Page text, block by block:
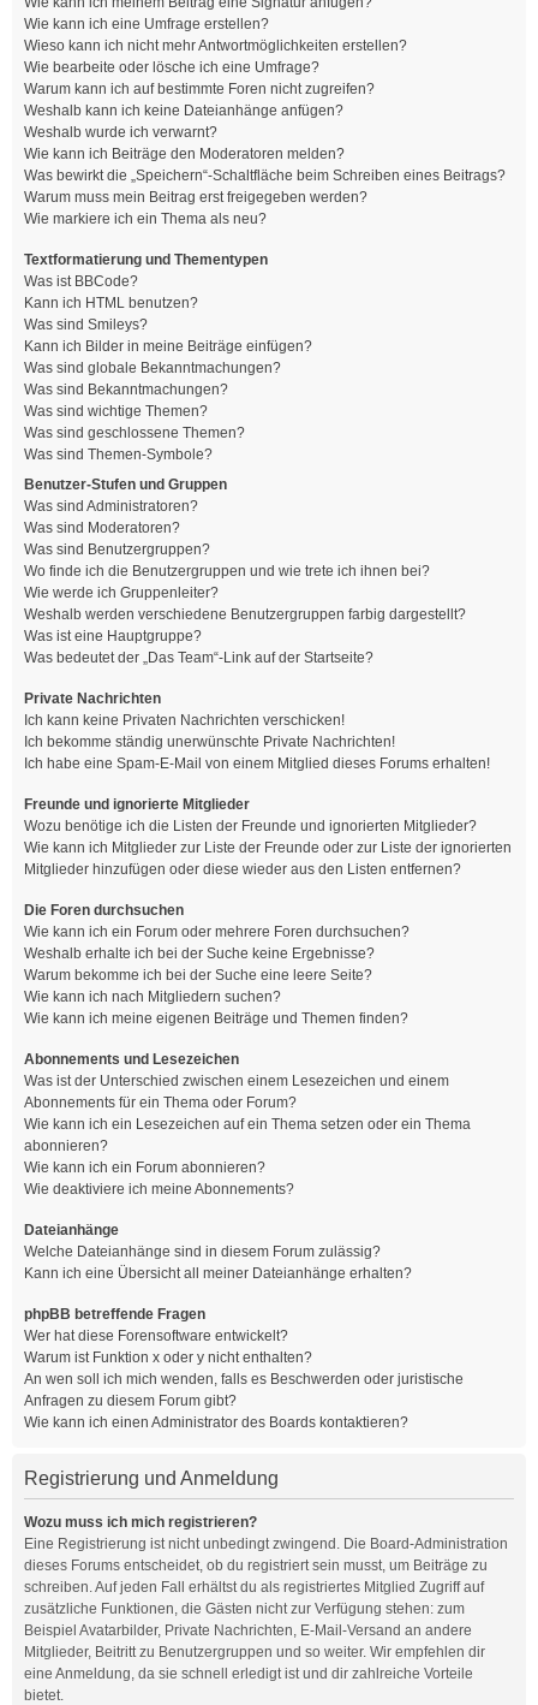
Wie kann ich eine Umfrage erstellen?
Wieso kann ich nicht mehr Antwortmöglichkeiten erstellen?
Wie bearbeite oder lösche ich eine Umfrage?
Warum kann ich auf bestimmte Foren nicht zugreifen?
Weshalb kann ich keine Dateianhänge anfügen?
Weshalb wurde ich verwarnt?
Wie kann ich Beiträge den Moderatoren melden?
Was bewirkt die „Speichern“-Schaltfläche beim Schreiben eines Beitrags?
Warum muss mein Beitrag erst freigegeben werden?
Wie markiere ich ein Thema als neu?
Textformatierung und Thementypen
Was ist BBCode?
Kann ich HTML benutzen?
Was sind Smileys?
Kann ich Bilder in meine Beiträge einfügen?
Was sind globale Bekanntmachungen?
Was sind Bekanntmachungen?
Was sind wichtige Themen?
Was sind geschlossene Themen?
Was sind Themen-Symbole?
Benutzer-Stufen und Gruppen
Was sind Administratoren?
Was sind Moderatoren?
Was sind Benutzergruppen?
Wo finde ich die Benutzergruppen und wie trete ich ihnen bei?
Wie werde ich Gruppenleiter?
Weshalb werden verschiedene Benutzergruppen farbig dargestellt?
Was ist eine Hauptgruppe?
Was bedeutet der „Das Team“-Link auf der Startseite?
Private Nachrichten
Ich kann keine Privaten Nachrichten verschicken!
Ich bekomme ständig unerwünschte Private Nachrichten!
Ich habe eine Spam-E-Mail von einem Mitglied dieses Forums erhalten!
Freunde und ignorierte Mitglieder
Wozu benötige ich die Listen der Freunde und ignorierten Mitglieder?
Wie kann ich Mitglieder zur Liste der Freunde oder zur Liste der ignorierten
Mitglieder hinzufügen oder diese wieder aus den Listen entfernen?
Die Foren durchsuchen
Wie kann ich ein Forum oder mehrere Foren durchsuchen?
Weshalb erhalte ich bei der Suche keine Ergebnisse?
Warum bekomme ich bei der Suche eine leere Seite?
Wie kann ich nach Mitgliedern suchen?
Wie kann ich meine eigenen Beiträge und Themen finden?
Abonnements und Lesezeichen
Was ist der Unterschied zwischen einem Lesezeichen und einem
Abonnements für ein Thema oder Forum?
Wie kann ich ein Lesezeichen auf ein Thema setzen oder ein Thema
abonnieren?
Wie kann ich ein Forum abonnieren?
Wie deaktiviere ich meine Abonnements?
Dateianhänge
Welche Dateianhänge sind in diesem Forum zulässig?
Kann ich eine Übersicht all meiner Dateianhänge erhalten?
phpBB betreffende Fragen
Wer hat diese Forensoftware entwickelt?
Warum ist Funktion x oder y nicht enthalten?
An wen soll ich mich wenden, falls es Beschwerden oder juristische
Anfragen zu diesem Forum gibt?
Wie kann ich einen Administrator des Boards kontaktieren?
Registrierung und Anmeldung
Wozu muss ich mich registrieren?
Eine Registrierung ist nicht unbedingt zwingend. Die Board-Administration
dieses Forums entscheidet, ob du registriert sein musst, um Beiträge zu
schreiben. Auf jeden Fall erhältst du als registriertes Mitglied Zugriff auf
zusätzliche Funktionen, die Gästen nicht zur Verfügung stehen: zum
Beispiel Avatarbilder, Private Nachrichten, E-Mail-Versand an andere
Mitglieder, Beitritt zu Benutzergruppen und so weiter. Wir empfehlen dir
eine Anmeldung, da sie schnell erledigt ist und dir zahlreiche Vorteile
bietet.